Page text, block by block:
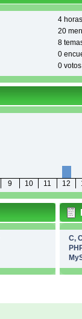
4
20
8
0
0 votos
9 10 11 12
C,